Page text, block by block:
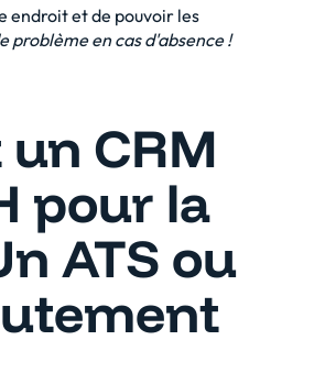
endroit et de pouvoir les
problème en cas d'absence !
CRM
pour la
ATS ou